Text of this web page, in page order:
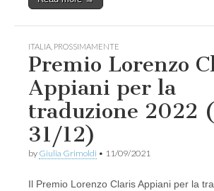
ITALIA PROSSIMAMENTE
Premio Lorenzo
Appiani per la
traduzione 2022
31/12)
by Giulia Grimoldi • 11/09/2021
Il Premio Lorenzo Claris Appiani per la